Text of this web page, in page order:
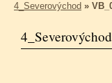
4_Severovýchod »
4_Severovýchod